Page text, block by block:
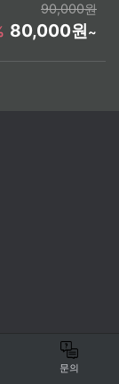
90,000원
80,000원~
문의